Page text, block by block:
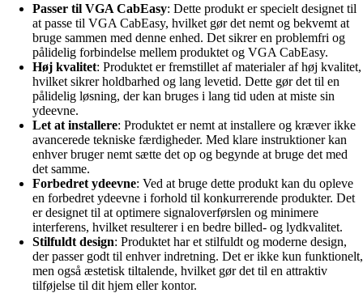
Passer til VGA CabEasy: Dette produkt er specielt designet til
at passe til VGA CabEasy, hvilket gør det nemt og bekvemt at
bruge sammen med denne enhed. Det sikrer en problemfri og
pålidelig forbindelse mellem produktet og VGA CabEasy.
Høj kvalitet: Produktet er fremstillet af materialer af høj kvalitet,
hvilket sikrer holdbarhed og lang levetid. Dette gør det til en
pålidelig løsning, der kan bruges i lang tid uden at miste sin
ydeevne.
Let at installere: Produktet er nemt at installere og kræver ikke
avancerede tekniske færdigheder. Med klare instruktioner kan
enhver bruger nemt sætte det op og begynde at bruge det med
det samme.
Forbedret ydeevne: Ved at bruge dette produkt kan du opleve
en forbedret ydeevne i forhold til konkurrerende produkter. Det
er designet til at optimere signaloverførslen og minimere
interferens, hvilket resulterer i en bedre billed- og lydkvalitet.
Stilfuldt design: Produktet har et stilfuldt og moderne design,
der passer godt til enhver indretning. Det er ikke kun funktionelt,
men også æstetisk tiltalende, hvilket gør det til en attraktiv
tilføjelse til dit hjem eller kontor.